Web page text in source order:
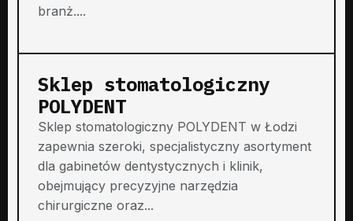
branż....
Sklep stomatologiczny
POLYDENT
Sklep stomatologiczny POLYDENT w Łodzi
zapewnia szeroki, specjalistyczny asortyment
dla gabinetów dentystycznych i klinik,
obejmujący precyzyjne narzędzia
chirurgiczne oraz...